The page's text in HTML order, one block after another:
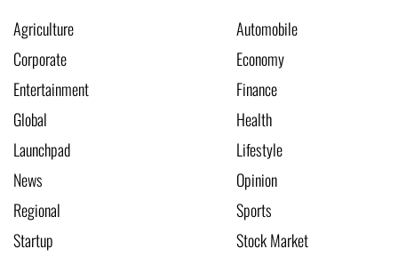
Agriculture
Automobile
Corporate
Economy
Entertainment
Finance
Global
Health
Launchpad
Lifestyle
News
Opinion
Regional
Sports
Startup
Stock Market